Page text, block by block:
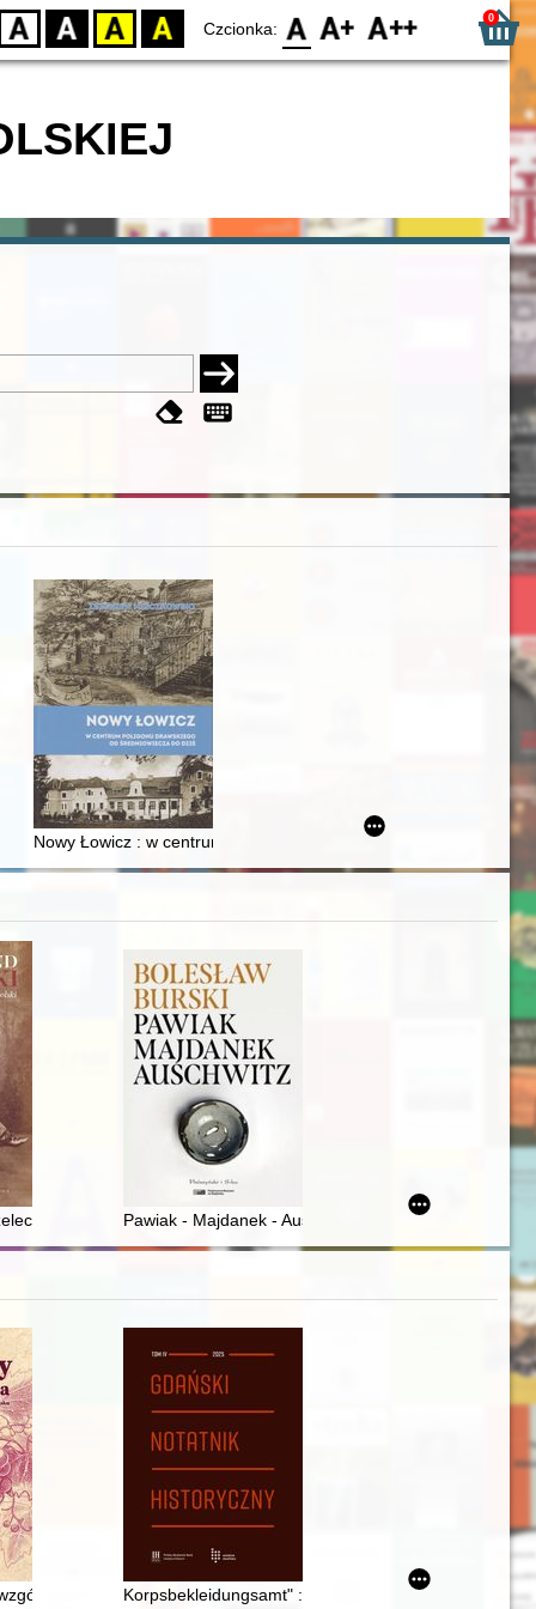
D BW YB BY Czcionka: F0 F1 F2 0
w 2. poł. XIX w
Nowy Łowicz : w centrum poligonu drawskiego od średniowiecza
po 1945 r. : dokumenty dyplomatyczne
wielki podróżnik i odkrywca z Wielkopolski
Pawiak - Majdanek - Auschwitz
i europejskiej" (6-7 czerwca 2025 r.)
: uprawa i produkcja wina na średniowiecznym Śląsku
Korpsbekleidungsamt" : geneza : przyczynek do